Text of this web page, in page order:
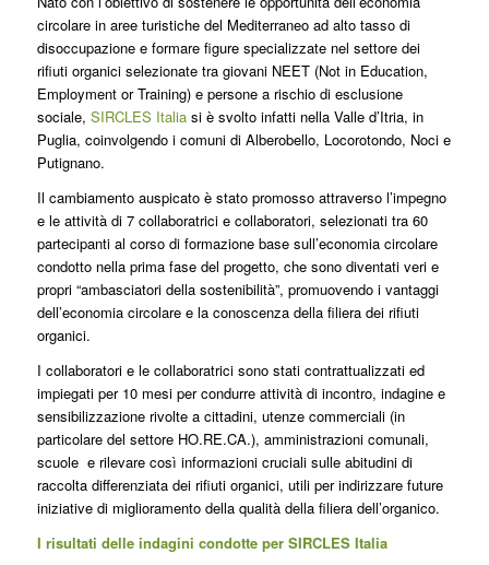
circolare in aree turistiche del Mediterraneo ad alto tasso di
disoccupazione e formare figure specializzate nel settore dei
rifiuti organici selezionate tra giovani NEET (Not in Education,
Employment or Training) e persone a rischio di esclusione
sociale, SIRCLES Italiasi è svolto infatti nella Valle d’Itria, in
Puglia, coinvolgendo i comuni di Alberobello, Locorotondo, Noci e
Putignano.
Il cambiamento auspicato è stato promosso attraverso l’impegno
e le attività di 7 collaboratrici e collaboratori, selezionati tra 60
partecipanti al corso di formazione base sull’economia circolare
condotto nella prima fase del progetto, che sono diventati veri e
propri “ambasciatori della sostenibilità”, promuovendo i vantaggi
dell’economia circolare e la conoscenza della filiera dei rifiuti
organici.
I collaboratori e le collaboratrici sono stati contrattualizzati ed
impiegati per 10 mesi per condurre attività di incontro, indagine e
sensibilizzazione rivolte a cittadini, utenze commerciali (in
particolare del settore HO.RE.CA.), amministrazioni comunali,
scuole e rilevare così informazioni cruciali sulle abitudini di
raccolta differenziata dei rifiuti organici, utili per indirizzare future
iniziative di miglioramento della qualità della filiera dell’organico.
I risultati delle indagini condotte per SIRCLES Italia